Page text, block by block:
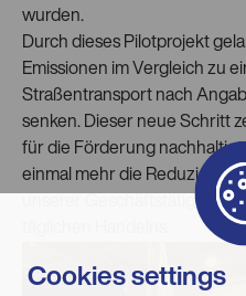
wurden.
Durch dieses Pilotprojekt
Emissionen im Vergleich zu
Straßentransport nach
senken. Dieser neue Schritt
für die Förderung
einmal mehr die
unserer Geschäftstätigkeit in
Cookies settings